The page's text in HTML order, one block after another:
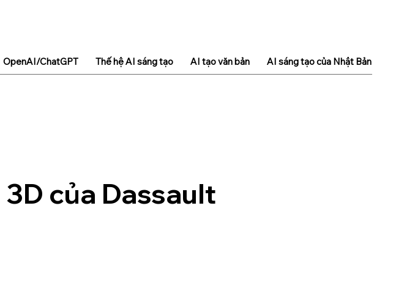
của Dassault
OpenAI/ChatGPT Thế hệ AI sáng tạo AI tạo văn bản AI sáng tạo của Nhật Bản